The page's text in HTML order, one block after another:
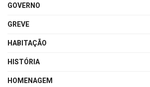
GOVERNO
GREVE
HABITAÇÃO
HISTÓRIA
HOMENAGEM